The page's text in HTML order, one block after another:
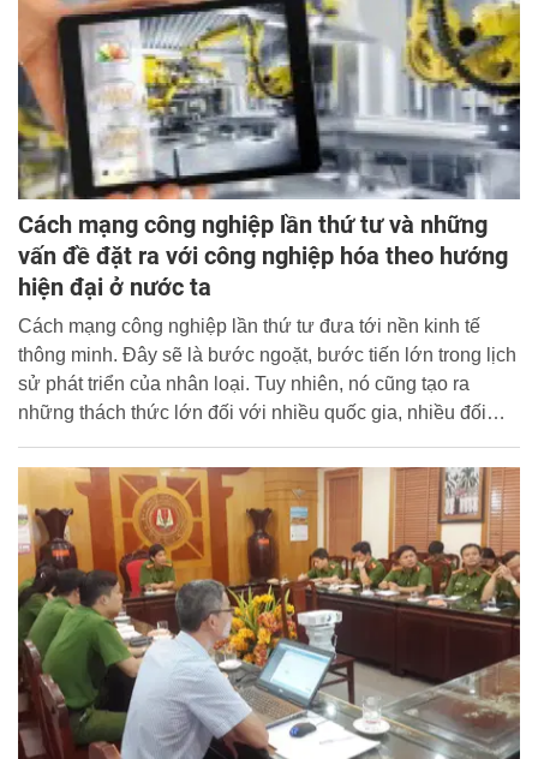
Cách mạng công nghiệp lần thứ tư và những
vấn đề đặt ra với công nghiệp hóa theo hướng
hiện đại ở nước ta
Cách mạng công nghiệp lần thứ tư đưa tới nền kinh tế
thông minh. Đây sẽ là bước ngoặt, bước tiến lớn trong lịch
sử phát triển của nhân loại. Tuy nhiên, nó cũng tạo ra
những thách thức lớn đối với nhiều quốc gia, nhiều đối
công nghệ trong cách mạng công nghiệp lần thứ tư làm
cho tài nguyên thiên nhiên, lao động phổ thông giá rẻ ngày
càng mất lợi thế. Việc làm rõ những vấn đề đặt ra và đưa
ra những định hướng cho quá trình công nghiệp hóa, hiện
đại hóa ở Việt Nam trong bối cảnh cách mạng công nghiệp
lần thứ tư thời gian tới là cấp bách và thiết thực.